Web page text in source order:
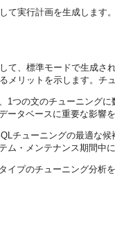
て実行計画を生成しま
て、標準モードで生成
メリットを示します。チ
1つの文のチューニング
タベースに重要な影響
チューニングの最適な
・メンテナンス期間中
プのチューニング分析を